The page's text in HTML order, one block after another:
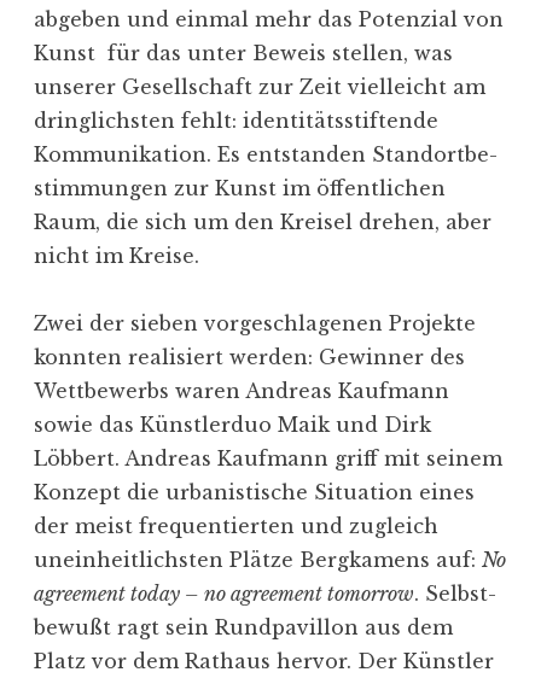
abgeben und einmal mehr das Potenzial von
Kunst für das unter Beweis stellen, was
unserer Gesell­schaft zur Zeit vielleicht am
dring­lichsten fehlt: identi­täts­stif­tende
Kommu­ni­kation. Es entstanden Stand­ort­be­
stim­mungen zur Kunst im öffent­lichen
Raum, die sich um den Kreisel drehen, aber
nicht im Kreise.
Zwei der sieben vorge­schla­genen Projekte
konnten reali­siert werden: Gewinner des
Wettbe­werbs waren Andreas Kaufmann
sowie das Künst­lerduo Maik und Dirk
Löbbert. Andreas Kaufmann griff mit seinem
Konzept die urbanis­tische Situation eines
der meist frequen­tierten und zugleich
unein­heit­lichsten Plätze Bergkamens auf: No
agreement today – no agreement tomorrow. Selbst­
bewußt ragt sein Rundpa­villon aus dem
Platz vor dem Rathaus hervor. Der Künstler